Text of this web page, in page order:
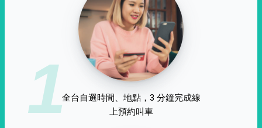
1全台自選時間、地點，3 分鐘完成線
上預約叫車